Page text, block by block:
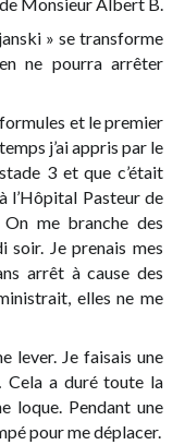
» se transforme
ne pourra arrêter
et le premier
j’ai appris par le
3 et que c’était
l’Hôpital Pasteur de
me branche des
soir. Je prenais mes
arrêt à cause des
elles ne me
lever. Je faisais une
Cela a duré toute la
loque. Pendant une
pour me déplacer.